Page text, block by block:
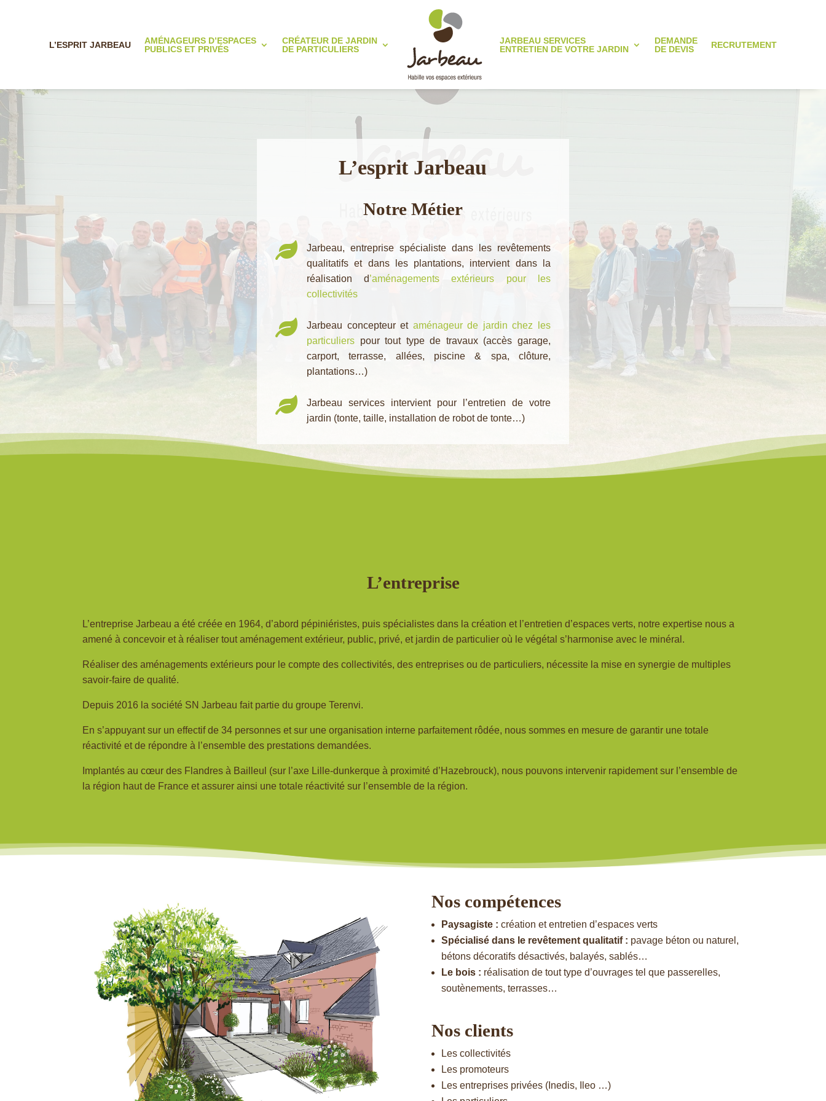
L’ESPRIT JARBEAU
AMÉNAGEURS D’ESPACES
PUBLICS ET PRIVÉS
CRÉATEUR DE JARDIN
DE PARTICULIERS
JARBEAU SERVICES
ENTRETIEN DE VOTRE JARDIN
DEMANDE
DE DEVIS
RECRUTEMENT
L’esprit Jarbeau
Notre Métier

Jarbeau, entreprise spécialiste dans les revêtements
qualitatifs et dans les plantations, intervient dans la
réalisation d’aménagements extérieurs pour les
collectivités
 Jarbeau concepteur et aménageur de jardin chez les
particulierspour tout type de travaux (accès garage,
carport, terrasse, allées, piscine & spa, clôture,
plantations…)

Jarbeau services intervient pour l’entretien de votre
jardin (tonte, taille, installation de robot de tonte…)
L’entreprise
L’entreprise Jarbeau a été créée en 1964, d’abord pépiniéristes, puis spécialistes dans la création et l’entretien d’espaces verts, notre expertise nous a
amené à concevoir et à réaliser tout aménagement extérieur, public, privé, et jardin de particulier où le végétal s’harmonise avec le minéral.
Réaliser des aménagements extérieurs pour le compte des collectivités, des entreprises ou de particuliers, nécessite la mise en synergie de multiples
savoir-faire de qualité.
Depuis 2016 la société SN Jarbeau fait partie du groupe Terenvi.
En s’appuyant sur un effectif de 34 personnes et sur une organisation interne parfaitement rôdée, nous sommes en mesure de garantir une totale
réactivité et de répondre à l’ensemble des prestations demandées.
Implantés au cœur des Flandres à Bailleul (sur l’axe Lille-dunkerque à proximité d’Hazebrouck), nous pouvons intervenir rapidement sur l’ensemble de
la région haut de France et assurer ainsi une totale réactivité sur l’ensemble de la région.
Nos compétences
Paysagiste : création et entretien d’espaces verts
Spécialisé dans le revêtement qualitatif : pavage béton ou naturel,
bétons décoratifs désactivés, balayés, sablés…
Le bois : réalisation de tout type d’ouvrages tel que passerelles,
soutènements, terrasses…
Nos clients
Les collectivités
Les promoteurs
Les entreprises privées (Inedis, Ileo …)